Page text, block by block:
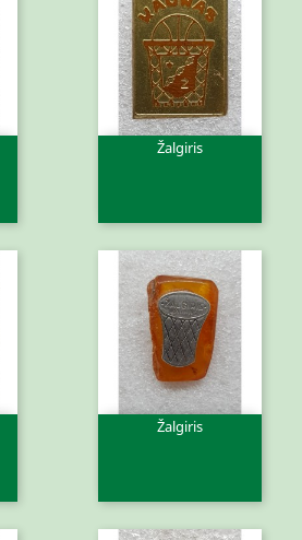
Žalgiris
Žalgiris